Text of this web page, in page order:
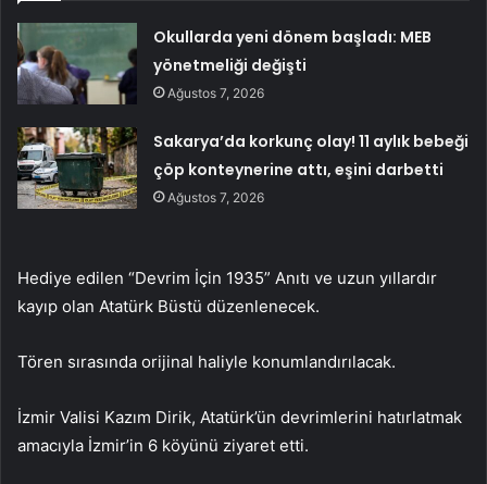
Okullarda yeni dönem başladı: MEB
yönetmeliği değişti
Ağustos 7, 2026
Sakarya’da korkunç olay! 11 aylık bebeği
çöp konteynerine attı, eşini darbetti
Ağustos 7, 2026
Hediye edilen “Devrim İçin 1935” Anıtı ve uzun yıllardır
kayıp olan Atatürk Büstü düzenlenecek.
Tören sırasında orijinal haliyle konumlandırılacak.
İzmir Valisi Kazım Dirik, Atatürk’ün devrimlerini hatırlatmak
amacıyla İzmir’in 6 köyünü ziyaret etti.